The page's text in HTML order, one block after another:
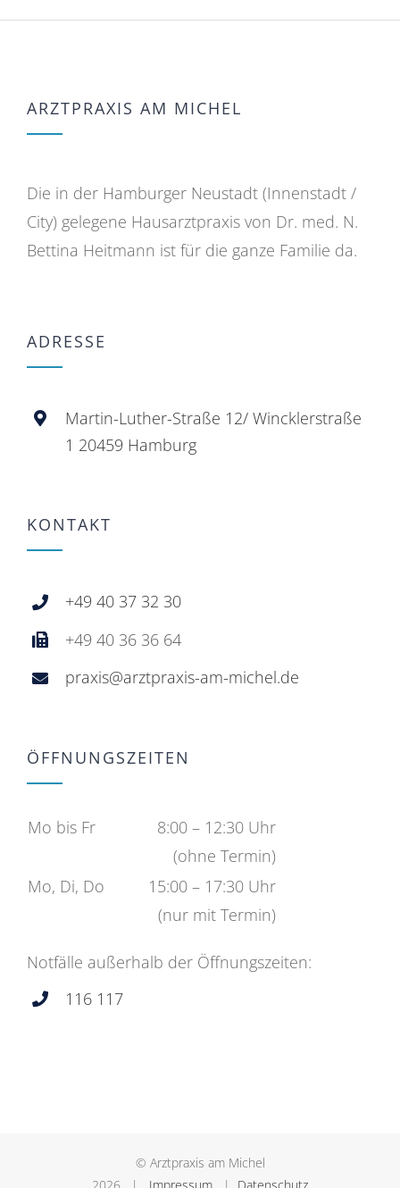
ARZTPRAXIS AM MICHEL
Die in der Hamburger Neustadt (Innenstadt /
City) gelegene Hausarztpraxis von Dr. med. N.
Bettina Heitmann ist für die ganze Familie da.
ADRESSE
Martin-Luther-Straße 12/ Wincklerstraße
1 20459 Hamburg
KONTAKT
+49 40 37 32 30
+49 40 36 36 64
praxis@arztpraxis-am-michel.de
ÖFFNUNGSZEITEN
Mo bis Fr
8:00 – 12:30 Uhr
(ohne Termin)
Mo, Di, Do
15:00 – 17:30 Uhr
(nur mit Termin)
Notfälle außerhalb der Öffnungszeiten:
116 117
© Arztpraxis am Michel